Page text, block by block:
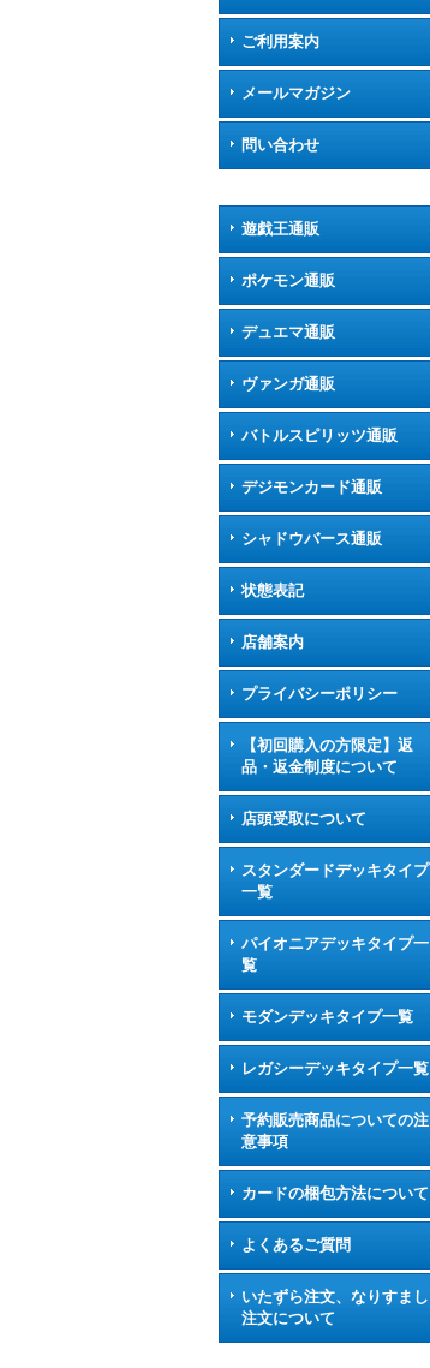
ご利用案内
メールマガジン
問い合わせ
遊戯王通販
ポケモン通販
デュエマ通販
ヴァンガ通販
バトルスピリッツ通販
デジモンカード通販
シャドウバース通販
状態表記
店舗案内
プライバシーポリシー
【初回購入の方限定】返
品・返金制度について
店頭受取について
スタンダードデッキタイプ
一覧
パイオニアデッキタイプ一
覧
モダンデッキタイプ一覧
レガシーデッキタイプ一覧
予約販売商品についての注
意事項
カードの梱包方法について
よくあるご質問
いたずら注文、なりすまし
注文について